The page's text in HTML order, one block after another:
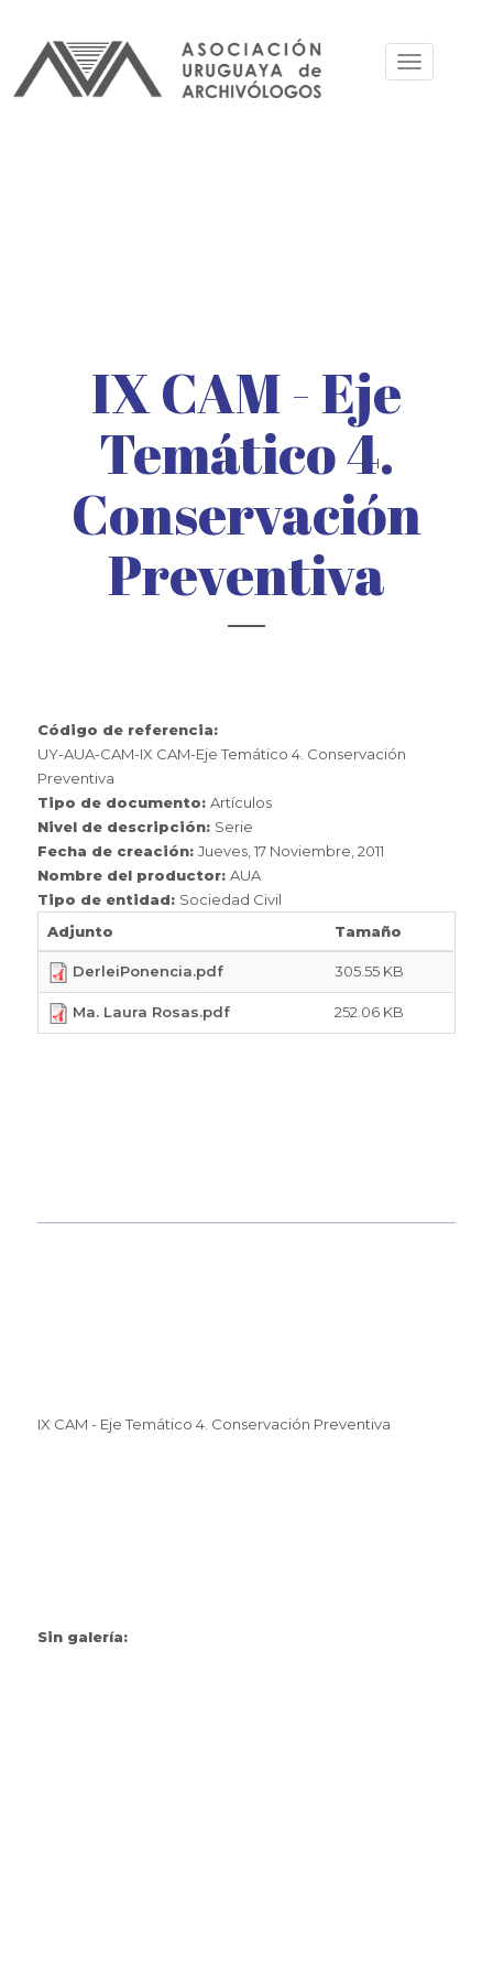
contenido
Toggle
IX CAM - Eje
Temático 4.
Conservación
Preventiva
Código de referencia:
UY-AUA-CAM-IX CAM-Eje Temático 4. Conservación
Preventiva
Tipo de documento:Artículos
Nivel de descripción: Serie
Fecha de creación:Jueves, 17 Noviembre, 2011
Nombre del productor:AUA
Tipo de entidad: Sociedad Civil
Adjunto
Tamaño
DerleiPonencia.pdf 305.55 KB
Ma. Laura Rosas.pdf 252.06 KB
IX CAM - Eje Temático 4. Conservación Preventiva
Sin galería: